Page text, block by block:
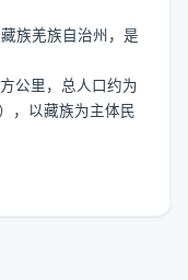
族羌族自治州，是
公里，总人口约为
，以藏族为主体民